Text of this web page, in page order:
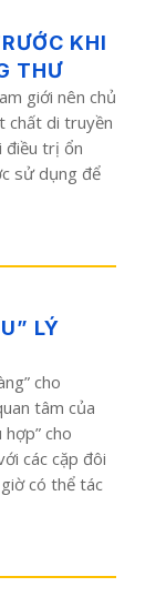
KHI
THƯ
giới nên chủ
chất di truyền
điều trị ổn
sử dụng để
LÝ
cho
tâm của
cho
các cặp đôi
có thể tác